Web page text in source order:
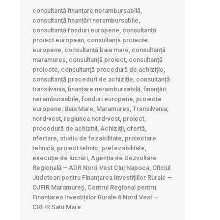
consultanță finanțare nerambursabilă,
consultanță finanțări nerambursabile,
consultanță fonduri europene, consultanță
proiect european, consultanță proiecte
europene, consultanță baia mare, consultanță
maramureș, consultanță proiect, consultanță
proiecte, consultanță procedură de achiziție,
consultanță proceduri de achiziție, consultanță
transilvania, finanțare nerambursabilă, finanțări
nerambursabile, fonduri europene, proiecte
europene, Baia Mare, Maramureș, Transilvania,
nord-vest, regiunea nord-vest, proiect,
procedură de achizitii, Achiziții, ofertă,
ofertare, studiu de fezabilitate, proiectare
tehnică, proiect tehnic, prefezabilitate,
execuție de lucrări, Agenția de Dezvoltare
Regională – ADR Nord Vest Cluj Napoca, Oficiul
Judetean pentru Finanțarea Investițiilor Rurale –
OJFIR Maramureș, Centrul Regional pentru
Finanțarea Investițiilor Rurale 6 Nord Vest –
CRFIR Satu Mare